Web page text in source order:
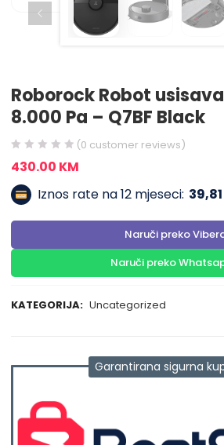
Roborock Robot
8.000 Pa – Q7BF Black
(0 customer reviews)
430.00 KM
Iznos rate na 12 mjeseci:
Naruči preko
Naruči preko
KATEGORIJA: Uncategorized
Garantirana sigurna